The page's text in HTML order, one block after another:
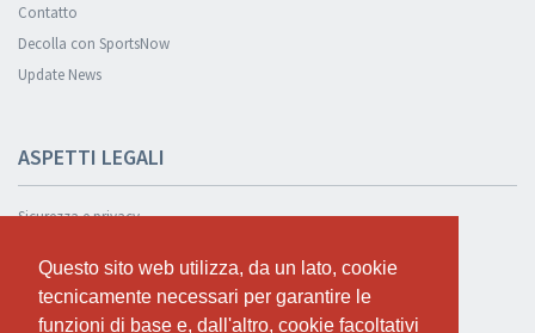
Questo sito web utilizza, da un lato, cookie
tecnicamente necessari per garantire le
funzioni di base e, dall'altro, cookie facoltativi
Questo sito web utilizza, da un lato, cookie
tecnicamente necessari per garantire le
funzioni di base e, dall'altro, cookie facoltativi
Contatto
Decolla con SportsNow
Update News
ASPETTI LEGALI
Sicurezza e privacy
Condizioni Generali
Cookie Policy